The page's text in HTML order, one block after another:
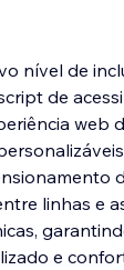
nível de
de
web
linhas e
e